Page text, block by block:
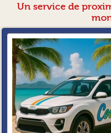
Un service de